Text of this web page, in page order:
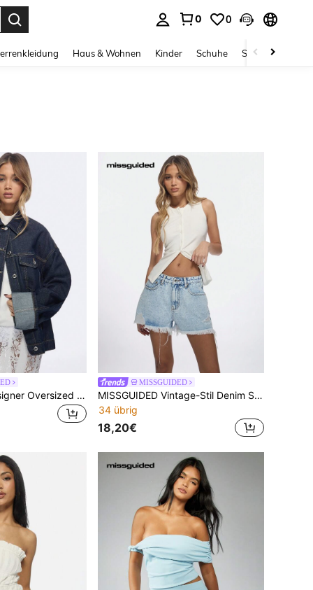
0 0
Haus & Wohnen Kinder Schuhe Schmuck &
MISSGUIDED Designer Oversized Trucker Denim Jacke mit umgeschlagenen Manschetten, klassischer Vintage-Stil mit Knopfverschluss, perfekt zum Layering im Herbst und Winter, Straßen-Essentiell
MISSGUIDED
MISSGUIDED Vintage-Stil Denim Shorts mit hoher Taille, ausgefranster und roher Krempe, Lässig Sommer Festival Strand Cut-Off, Y2K Mode
34 übrig
18,20€